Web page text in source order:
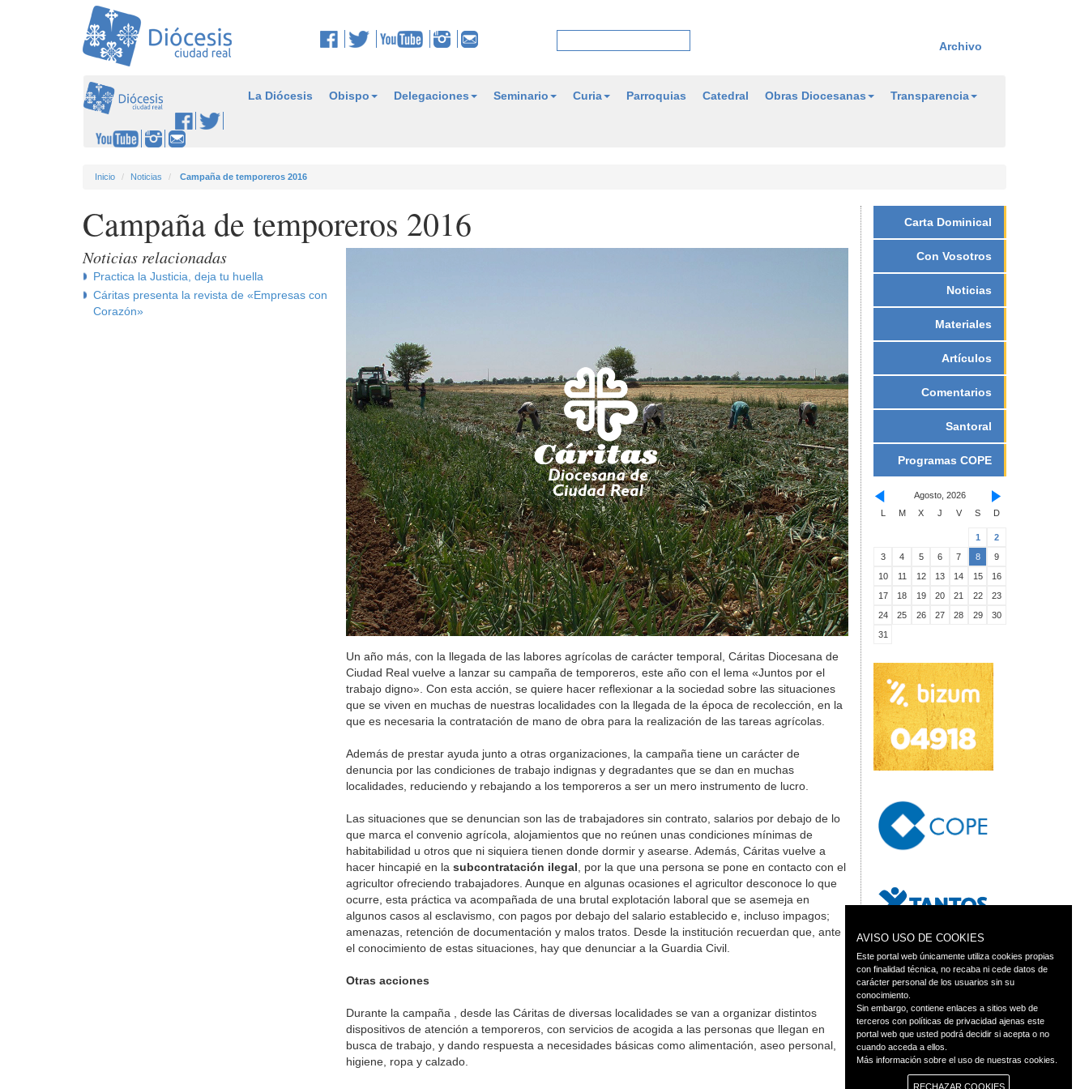
Archivo
La Diócesis Obispo Delegaciones Seminario Curia Parroquias Catedral Obras Diocesanas Transparencia
Inicio Noticias Campaña de temporeros 2016
Campaña de temporeros 2016
Noticias relacionadas
Practica la Justicia, deja tu huella
Cáritas presenta la revista de «Empresas con
Corazón»
Un año más, con la llegada de las labores agrícolas de carácter temporal, Cáritas Diocesana de
Ciudad Real vuelve a lanzar su campaña de temporeros, este año con el lema «Juntos por el
trabajo digno». Con esta acción, se quiere hacer reflexionar a la sociedad sobre las situaciones
que se viven en muchas de nuestras localidades con la llegada de la época de recolección, en la
que es necesaria la contratación de mano de obra para la realización de las tareas agrícolas.
Además de prestar ayuda junto a otras organizaciones, la campaña tiene un carácter de
denuncia por las condiciones de trabajo indignas y degradantes que se dan en muchas
localidades, reduciendo y rebajando a los temporeros a ser un mero instrumento de lucro.
Las situaciones que se denuncian son las de trabajadores sin contrato, salarios por debajo de lo
que marca el convenio agrícola, alojamientos que no reúnen unas condiciones mínimas de
habitabilidad u otros que ni siquiera tienen donde dormir y asearse. Además, Cáritas vuelve a
hacer hincapié en la subcontratación ilegal , por la que una persona se pone en contacto con el
agricultor ofreciendo trabajadores. Aunque en algunas ocasiones el agricultor desconoce lo que
ocurre, esta práctica va acompañada de una brutal explotación laboral que se asemeja en
algunos casos al esclavismo, con pagos por debajo del salario establecido e, incluso impagos;
amenazas, retención de documentación y malos tratos. Desde la institución recuerdan que, ante
el conocimiento de estas situaciones, hay que denunciar a la Guardia Civil.
Otras acciones
Durante la campaña , desde las Cáritas de diversas localidades se van a organizar distintos
dispositivos de atención a temporeros, con servicios de acogida a las personas que llegan en
busca de trabajo, y dando respuesta a necesidades básicas como alimentación, aseo personal,
higiene, ropa y calzado.
Carta Dominical
Con Vosotros
Noticias
Materiales
Artículos
Comentarios
Santoral
Programas COPE
Agosto, 2026
L
M X J V S D
1
2
3
4 5 6 7 8
9
10
11 12 13 14 15
16
17
18 19 20 21 22
23
24
25 26 27 28 29
30
31
AVISO USO DE COOKIES
Este portal web únicamente utiliza cookies propias
con finalidad técnica, no recaba ni cede datos de
carácter personal de los usuarios sin su
conocimiento.
Sin embargo, contiene enlaces a sitios web de
terceros con políticas de privacidad ajenas este
portal web que usted podrá decidir si acepta o no
cuando acceda a ellos.
Más información sobre el uso de nuestras cookies.
RECHAZAR COOKIES